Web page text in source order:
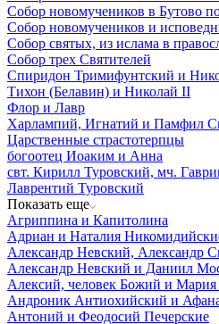
Собор новомучеников в Бутово
Собор новомучеников и
Собор святых, из ислама в
Собор трех Святителей
Спиридон Тримифунтский и
Тихон (Белавин) и Николай II
Флор и Лавр
Харлампий, Игнатий и Памфил
Царственные страстотерпцы
богоотец Иоаким и Анна
свт. Кирилл Туровский, мч.
Лаврентий Туровский
Показать еще
Агриппина и Капитолина
Адриан и Наталия
Александр Невский, Александр
Александр Невский и Даниил
Алексий, человек Божий и Мария
Андроник Антиохийский и
Антоний и Феодосий Печерские